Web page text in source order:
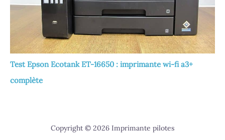
Test Epson Ecotank ET-16650 : imprimante wi-fi a3+
complète
Copyright © 2026 Imprimante pilotes